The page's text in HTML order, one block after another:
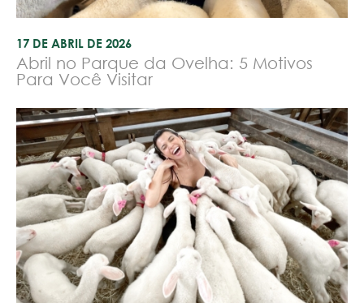
17 DE ABRIL DE 2026
Abril no Parque da Ovelha: 5 Motivos
Para Você Visitar